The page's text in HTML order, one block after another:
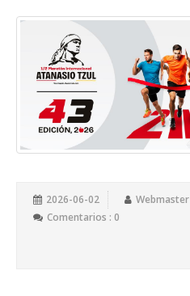
2026-06-02 Webmaster
Comentarios : 0